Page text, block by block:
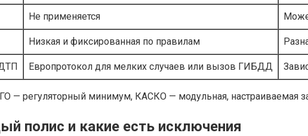
Не применяется
Низкая и фиксированная по правилам
Европротокол для мелких случаев или вызов ГИБДД
— регуляторный минимум, КАСКО — модульная, настраиваемая
полис и какие есть исключения